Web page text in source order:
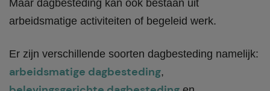
Maar dagbesteding kan ook bestaan uit
arbeidsmatige activiteiten of begeleid werk.
Er zijn verschillende soorten dagbesteding namelijk:
arbeidsmatige dagbesteding,